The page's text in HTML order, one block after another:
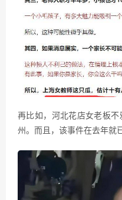
再比如，河北花店女老板
州。而且，该事件在去年就